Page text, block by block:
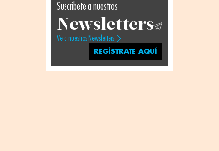
Suscríbete a nuestros
Newsletters
Ve a nuestros Newsletters
REGÍSTRATE AQUÍ